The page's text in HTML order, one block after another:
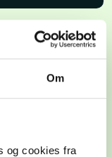
Om
og cookies fra